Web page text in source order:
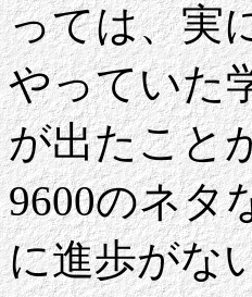
っては、実
やっていた
が出たこと
9600のネタ
に進歩がな